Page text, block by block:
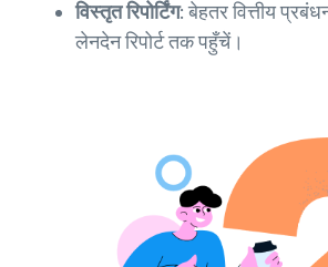
विस्तृत रिपोर्टिंग:बेहतर वित्तीय
लेनदेन रिपोर्ट तक पहुँचें।